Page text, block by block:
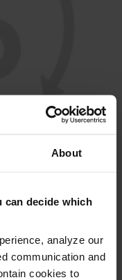
About
can decide which
analyze our
communication and
cookies to
amellyel
állapota,
és még sok